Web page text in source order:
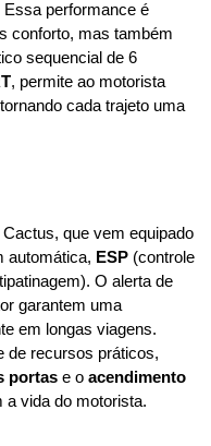
Essa performance é
conforto, mas também
sequencial de 6
, permite ao motorista
cada trajeto uma
que vem equipado
automática, ESP (controle
O alerta de
garantem uma
em longas viagens.
de recursos práticos,
portas e o acendimento
a vida do motorista.